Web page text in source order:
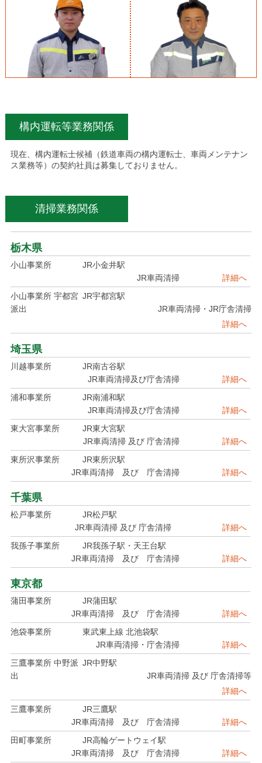
構内運転等業務関係
現在、構内運転士候補（鉄道車両の構内運転士、車両メンテナン
ス業務等）の契約社員は募集しておりません。
清掃業務関係
栃木県
小山事業所
JR小金井駅
JR車両清掃
詳細へ
小山事業所 宇都宮
派出
JR宇都宮駅
JR車両清掃・JR庁舎清掃
詳細へ
埼玉県
川越事業所
JR南古谷駅
JR車両清掃及び庁舎清掃
詳細へ
浦和事業所
JR南浦和駅
JR車両清掃及び庁舎清掃
詳細へ
東大宮事業所
JR東大宮駅
JR車両清掃 及び 庁舎清掃
詳細へ
東所沢事業所
JR東所沢駅
JR車両清掃 及び 庁舎清掃
詳細へ
千葉県
松戸事業所
JR松戸駅
JR車両清掃 及び 庁舎清掃
詳細へ
我孫子事業所
JR我孫子駅・天王台駅
JR車両清掃 及び 庁舎清掃
詳細へ
東京都
蒲田事業所
JR蒲田駅
JR車両清掃 及び 庁舎清掃
詳細へ
池袋事業所
東武東上線 北池袋駅
JR車両清掃・庁舎清掃
詳細へ
三鷹事業所 中野派
出
JR中野駅
JR車両清掃 及び 庁舎清掃等
詳細へ
三鷹事業所
JR三鷹駅
JR車両清掃 及び 庁舎清掃
詳細へ
田町事業所
JR高輪ゲートウェイ駅
JR車両清掃 及び 庁舎清掃
詳細へ